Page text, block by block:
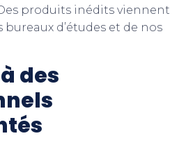
produits inédits viennent
d’études et de nos
des